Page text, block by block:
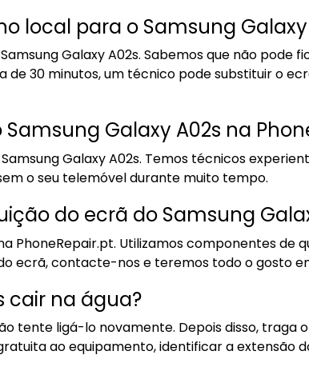
local para o Samsung Galaxy
Galaxy A02s. Sabemos que não pode
30 minutos, um técnico pode substituir o
Galaxy A02s na
Galaxy A02s. Temos técnicos
o seu telemóvel durante muito tempo.
do ecrã do Samsung
PhoneRepair.pt. Utilizamos componentes de
ecrã, contacte-nos e teremos todo o gosto
cair na água?
tente ligá-lo novamente. Depois disso, traga
ao equipamento, identificar a extensão